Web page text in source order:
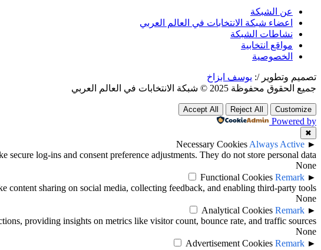
عن الشبكة
اعضاء شبكة الانتخابات في العالم العربي
نشاطات الشبكة
مواقع انتخابية
الخصوصية
تصميم وتطوير /: يوسف ابزاخ
جميع الحقوق محفوظة 2025 © شبكة الانتخابات في العالم العربي
Customize
Reject All
Accept All
Powered by
✖
►
Necessary CookiesAlways Active
secure log-ins and consent preference adjustments. They do not store personal data.
None
►
Functional Cookies Remark
content sharing on social media, collecting feedback, and enabling third-party tools.
None
►
Analytical Cookies Remark
providing insights on metrics like visitor count, bounce rate, and traffic sources.
None
►
Advertisement Cookies Remark